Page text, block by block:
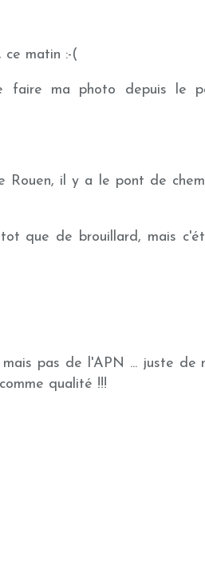
ce matin :-(
faire ma photo depuis le
Rouen, il y a le pont de
que de brouillard, mais
pas de l'APN ... juste de
qualité !!!